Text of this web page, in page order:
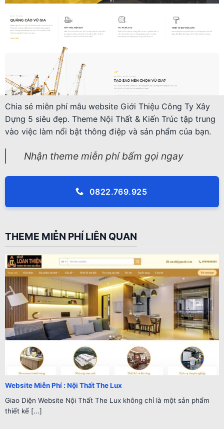
Chia sẻ miễn phí mẫu website Giới Thiệu Công Ty Xây
Dựng 5 siêu đẹp. Theme Nội Thất & Kiến Trúc tập trung
vào việc làm nổi bật thông điệp và sản phẩm của bạn.
Nhận theme miễn phí bấm gọi ngay
0822.769.925
THEME MIỄN PHÍ LIÊN QUAN
Website Miễn Phí : Nội Thất The Lux
Giao Diện Website Nội Thất The Lux không chỉ là một sản phẩm
thiết kế [...]